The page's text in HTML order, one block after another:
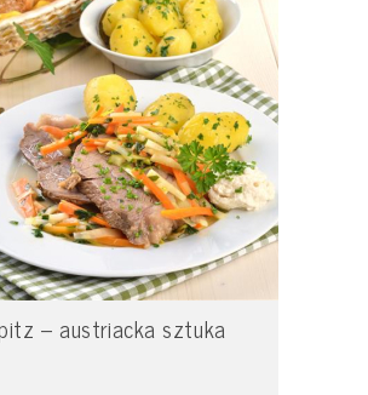
– austriacka sztuka